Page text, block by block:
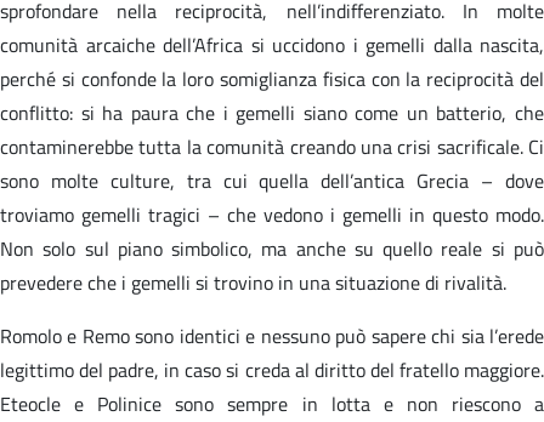
sprofondare nella reciprocità, nell’indifferenziato. In molte
comunità arcaiche dell’Africa si uccidono i gemelli dalla nascita,
perché si confonde la loro somiglianza fisica con la reciprocità del
conflitto: si ha paura che i gemelli siano come un batterio, che
contaminerebbe tutta la comunità creando una crisi sacrificale. Ci
sono molte culture, tra cui quella dell’antica Grecia – dove
troviamo gemelli tragici – che vedono i gemelli in questo modo.
Non solo sul piano simbolico, ma anche su quello reale si può
prevedere che i gemelli si trovino in una situazione di rivalità.
Romolo e Remo sono identici e nessuno può sapere chi sia l’erede
legittimo del padre, in caso si creda al diritto del fratello maggiore.
Eteocle e Polinice sono sempre in lotta e non riescono a